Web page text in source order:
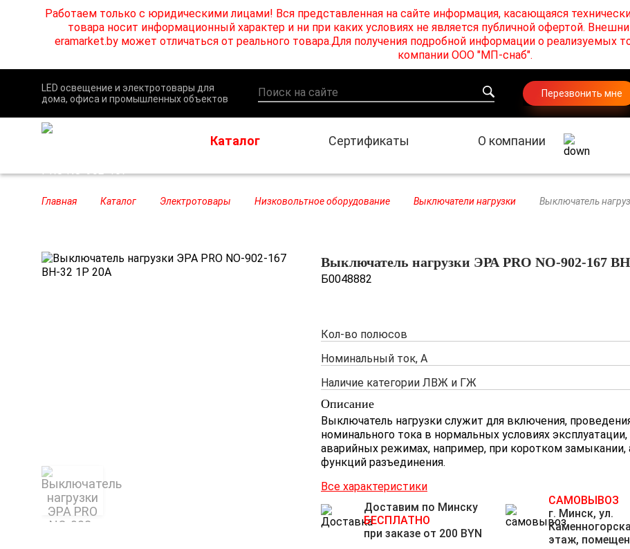
Работаем только с юридическими лицами! Вся представленная на сайте информация, касающаяся
товара носит информационный характер и ни при каких условиях не является публичной офертой.
eramarket.by может отличаться от реального товара.Для получения подробной информации о
компании ООО "МП-снаб".
LED освещение и электротовары для
дома, офиса и промышленных объектов
Перезвонить мне
Каталог Сертификаты О компании
Главная Каталог Электротовары Низковольтное оборудование Выключатели нагрузки Выключатель
Выключатель нагрузки ЭРА PRO NO-902-167
Б0048882
Кол-во полюсов
Номинальный ток, А
Наличие категории ЛВЖ и ГЖ
Описание
Выключатель нагрузки служит для включения,
номинального тока в нормальных условиях
аварийных режимах, например, при коротком
функций разъединения.
Все характеристики
Доставим по Минску
БЕСПЛАТНО
при заказе от 200 BYN
САМОВЫВОЗ
г. Минск, ул.
этаж,